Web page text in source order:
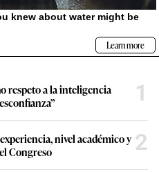
respeto a la inteligencia
1
nivel académico y
Congreso
2